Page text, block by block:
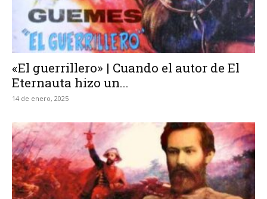
«El guerrillero» | Cuando el autor de El
Eternauta hizo un...
14 de enero, 2025